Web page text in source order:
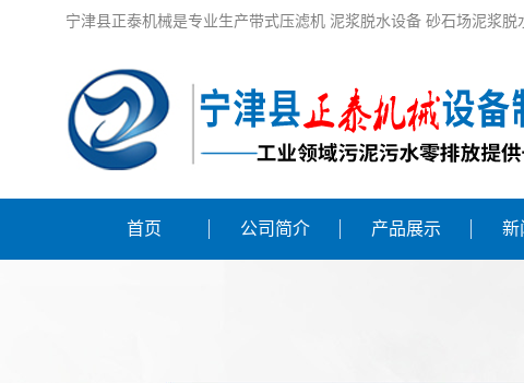
宁津县正泰机械是专业生产带式压滤机 泥浆脱水设备 砂石场泥浆
首页 公司简介 产品展示 新